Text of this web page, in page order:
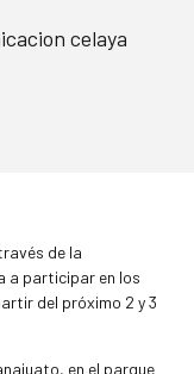
celaya
de la
a participar en los
del próximo 2 y 3
en el parque